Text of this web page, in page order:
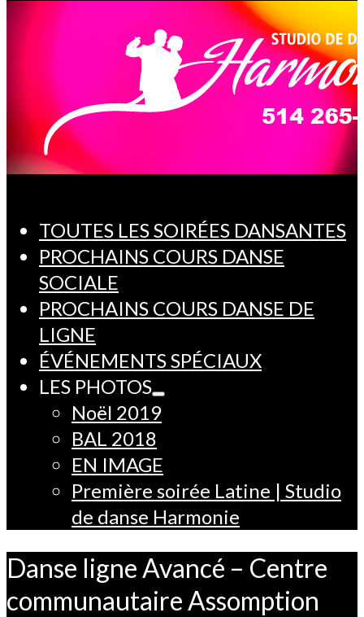
TOUTES LES SOIRÉES DANSANTES
PROCHAINS COURS DANSE
SOCIALE
PROCHAINS COURS DANSE DE
LIGNE
ÉVÉNEMENTS SPÉCIAUX
LES PHOTOS
Noël 2019
BAL 2018
EN IMAGE
Première soirée Latine | Studio
de danse Harmonie
Danse ligne Avancé – Centre
communautaire Assomption